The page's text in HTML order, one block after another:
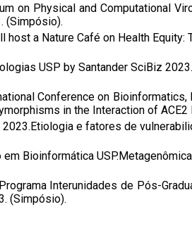
on Physical and Computational
(Simpósio).
host a Nature Café on Health
USP by Santander SciBiz
Conference on
in the Interaction of
e fatores de
Bioinformática
Interunidades de Pós-
(Simpósio).